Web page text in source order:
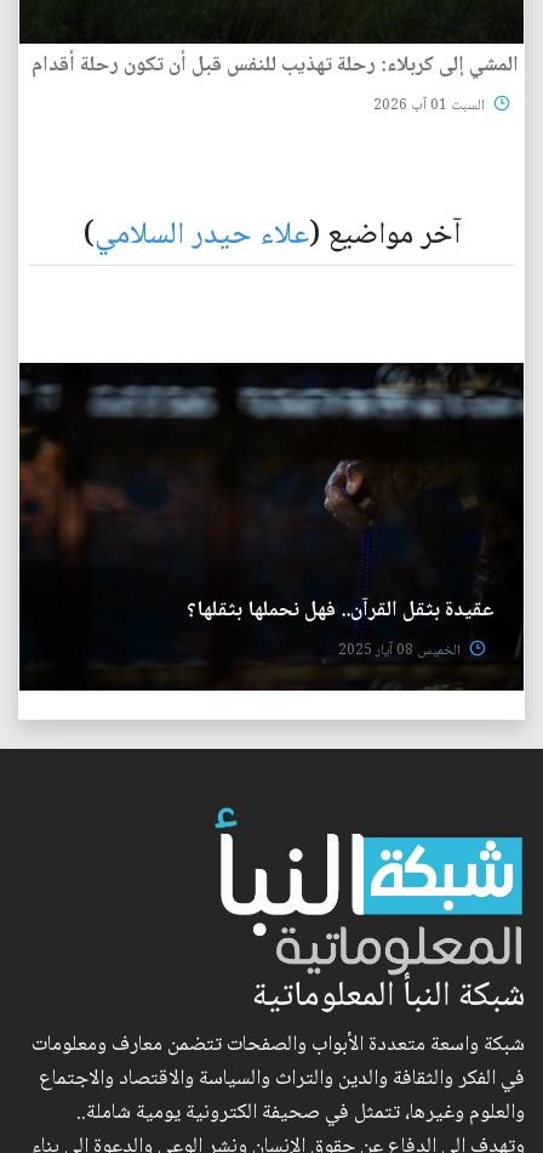
المشي إلى كربلاء: رحلة تهذيب للنفس قبل أن تكون رحلة أقدام
السبت 01 آب 2026
آخر مواضيع (علاء حيدر السلامي)
عقيدة بثقل القرآن.. فهل نحملها بثقلها؟
الخميس 08 آيار 2025
شبكة النبأ المعلوماتية
شبكة واسعة متعددة الأبواب والصفحات تتضمن معارف ومعلومات
في الفكر والثقافة والدين والتراث والسياسة والاقتصاد والاجتماع
والعلوم وغيرها، تتمثل في صحيفة الكترونية يومية شاملة..